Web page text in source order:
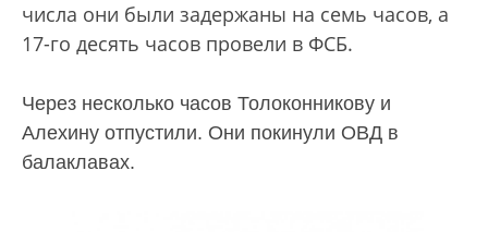
числа они были задержаны на семь часов, а
17-го десять часов провели в ФСБ.
Через несколько часов Толоконникову и
Алехину отпустили. Они покинули ОВД в
балаклавах.